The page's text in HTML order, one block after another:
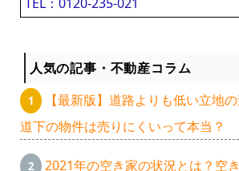
人気の記事・不動産コラム
【最新版】道路よりも低い立地の
道下の物件は売りにくいって本当？
2021年の空き家の状況とは？空